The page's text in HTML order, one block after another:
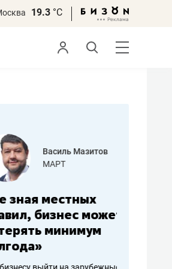
19.3 °С
Василь Мазитов
МАРТ
местных
бизнес может
минимум